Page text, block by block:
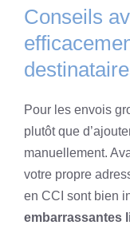
Conseils
Pour les envois
plutôt que
manuellement.
votre propre
en CCI sont bien
embarrassantes